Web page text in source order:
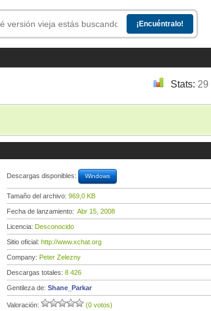
Stats: 29
Descargas disponibles: Windows
Tamaño del archivo: 969,0 KB
Fecha de lanzamiento: Abr 15, 2008
Licencia: Desconocido
Sitio oficial: http://www.xchat.org
Company: Peter Zelezny
Descargas totales: 8 426
Gentileza de: Shane_Parkar
Valoración: (0 votos)